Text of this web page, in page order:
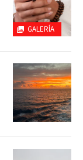
GALERÍA